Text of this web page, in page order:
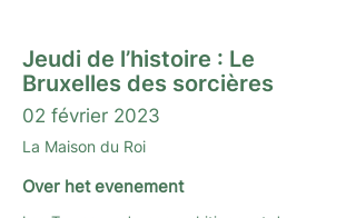
Jeudi de l’histoire : Le
Bruxelles des sorcières
02 février 2023
La Maison du Roi
Over het evenement